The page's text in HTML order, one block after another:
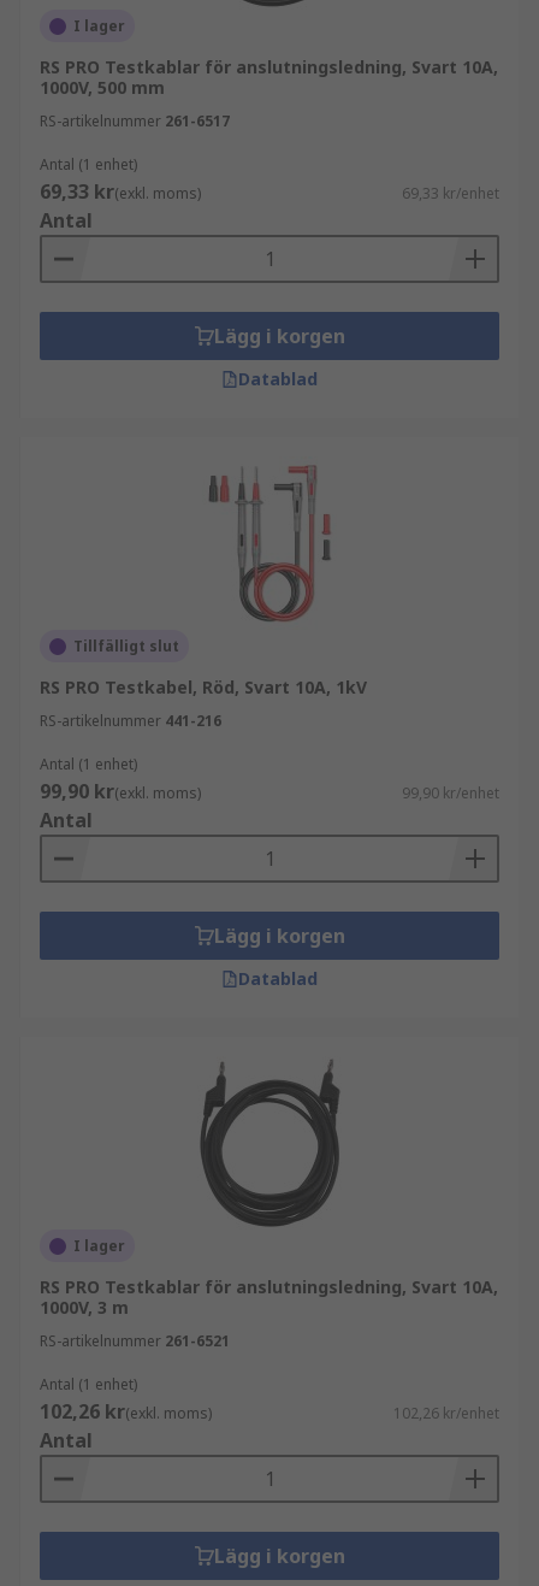
I lager
RS PRO Testkablar för anslutningsledning, Svart 10A,
1000V, 500 mm
RS-artikelnummer 261-6517
Antal (1 enhet)
69,33 kr(exkl. moms) 69,33 kr/enhet
Antal
Lägg i korgen
Datablad
Tillfälligt slut
RS PRO Testkabel, Röd, Svart 10A, 1kV
RS-artikelnummer 441-216
Antal (1 enhet)
99,90 kr(exkl. moms) 99,90 kr/enhet
Antal
Lägg i korgen
Datablad
I lager
RS PRO Testkablar för anslutningsledning, Svart 10A,
1000V, 3 m
RS-artikelnummer 261-6521
Antal (1 enhet)
102,26 kr(exkl. moms) 102,26 kr/enhet
Antal
Lägg i korgen